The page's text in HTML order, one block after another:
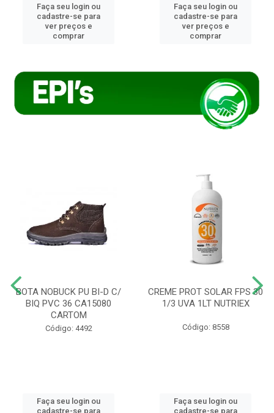
Faça seu login ou
cadastre-se para
ver preços e
comprar
Faça seu login ou
cadastre-se para
ver preços e
comprar
BOTA NOBUCK PU BI-D C/
BIQ PVC 36 CA15080
CARTOM
Código: 4492
Faça seu login ou
cadastre-se para
CREME PROT SOLAR FPS 30
1/3 UVA 1LT NUTRIEX
Código: 8558
Faça seu login ou
cadastre-se para